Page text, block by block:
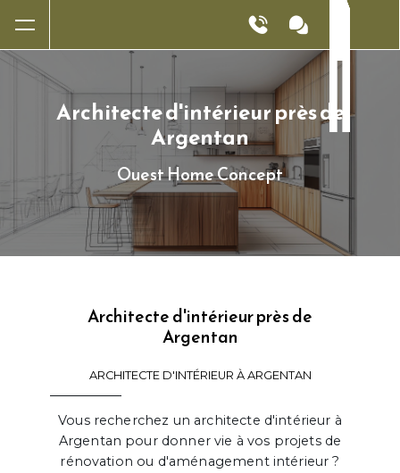
Architecte d'intérieur près de
Argentan
Ouest Home Concept
Architecte d'intérieur près de
Argentan
ARCHITECTE D'INTÉRIEUR À ARGENTAN
Vous recherchez un architecte d'intérieur à
Argentan pour donner vie à vos projets de
rénovation ou d'aménagement intérieur ?